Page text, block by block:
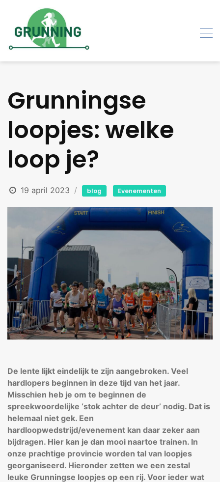
content
Grunningse
loopjes: welke
loop je?
19 april 2023 blog Evenementen
De lente lijkt eindelijk te zijn aangebroken. Veel
hardlopers beginnen in deze tijd van het jaar.
Misschien heb je om te beginnen de
spreekwoordelijke ‘stok achter de deur’ nodig. Dat is
helemaal niet gek. Een
hardloopwedstrijd/evenement kan daar zeker aan
bijdragen. Hier kan je dan mooi naartoe trainen. In
onze prachtige provincie worden tal van loopjes
georganiseerd. Hieronder zetten we een zestal
leuke Grunningse loopjes op een rij. Voor ieder wat